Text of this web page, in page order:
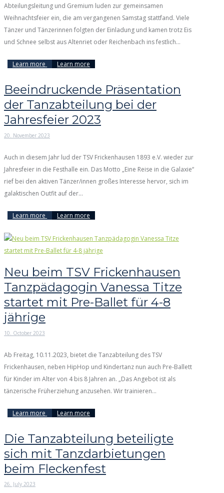
Abteilungsleitung und Gremium luden zur gemeinsamen
Weihnachtsfeier ein, die am vergangenen Samstag stattfand. Viele
Tänzer und Tänzerinnen folgten der Einladung und kamen trotz Eis
und Schnee selbst aus Altenriet oder Reichenbach ins festlich...
Learn more Learn more
Beeindruckende Präsentation
der Tanzabteilung bei der
Jahresfeier 2023
20. November 2023
Auch in diesem Jahr lud der TSV Frickenhausen 1893 e.V. wieder zur
Jahresfeier in die Festhalle ein. Das Motto „Eine Reise in die Galaxie“
rief bei den aktiven Tänzer/innen großes Interesse hervor, sich im
galaktischen Outfit auf der...
Learn more Learn more
Neu beim TSV Frickenhausen
Tanzpädagogin Vanessa Titze
startet mit Pre-Ballet für 4-8
jährige
10. October 2023
Ab Freitag, 10.11.2023, bietet die Tanzabteilung des TSV
Frickenhausen, neben HipHop und Kindertanz nun auch Pre-Ballett
für Kinder im Alter von 4 bis 8 Jahren an. „Das Angebot ist als
tänzerische Früherziehung anzusehen. Wir trainieren...
Learn more Learn more
Die Tanzabteilung beteiligte
sich mit Tanzdarbietungen
beim Fleckenfest
26. July 2023